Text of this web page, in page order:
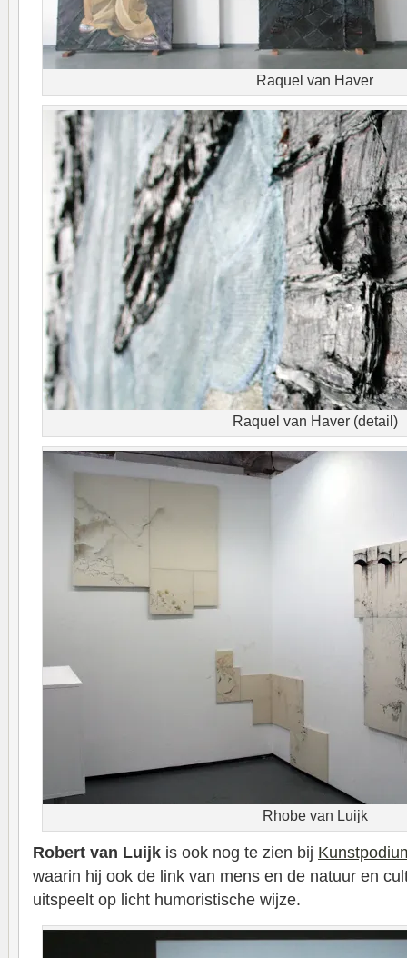
Raquel van Haver
Raquel van Haver (detail)
Rhobe van Luijk
Robert van Luijk is ook nog te zien bij
waarin hij ook de link van mens en de natuur en
uitspeelt op licht humoristische wijze.